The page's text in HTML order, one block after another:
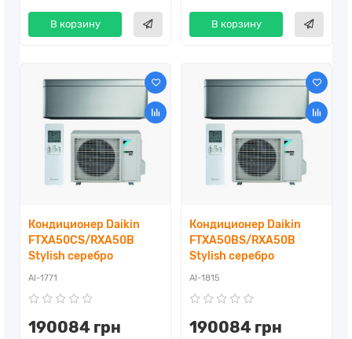
В корзину В корзину
Кондиционер Daikin
FTXA50CS/RXA50B
Stylish серебро
AI-1771
190084 грн
Кондиционер Daikin
FTXA50BS/RXA50B
Stylish серебро
AI-1815
190084 грн